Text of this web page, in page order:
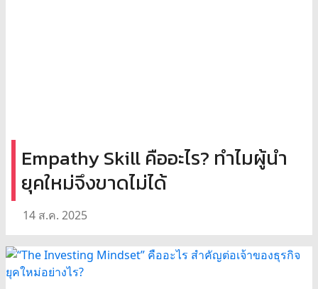
Empathy Skill คืออะไร? ทำไมผู้นำ
ยุคใหม่จึงขาดไม่ได้
14 ส.ค. 2025